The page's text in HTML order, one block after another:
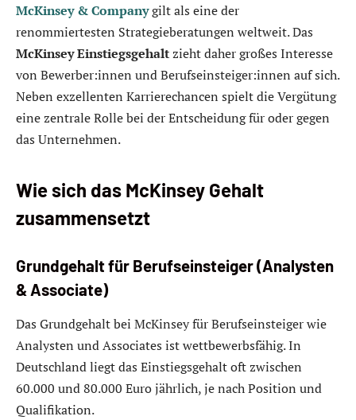
McKinsey & Companygilt als eine der
renommiertesten Strategieberatungen weltweit. Das
McKinsey Einstiegsgehaltzieht daher großes Interesse
von Bewerber:innen und Berufseinsteiger:innen auf sich.
Neben exzellenten Karrierechancen spielt die Vergütung
eine zentrale Rolle bei der Entscheidung für oder gegen
das Unternehmen.
Wie sich das McKinsey Gehalt
zusammensetzt
Grundgehalt für Berufseinsteiger (Analysten
& Associate)
Das Grundgehalt bei McKinsey für Berufseinsteiger wie
Analysten und Associates ist wettbewerbsfähig. In
Deutschland liegt das Einstiegsgehalt oft zwischen
60.000 und 80.000 Euro jährlich, je nach Position und
Qualifikation.